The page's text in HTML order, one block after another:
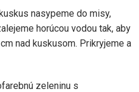
nasypeme do misy,
horúcou vodou tak, aby
nad kuskusom. Prikryjeme a
zeleninu s